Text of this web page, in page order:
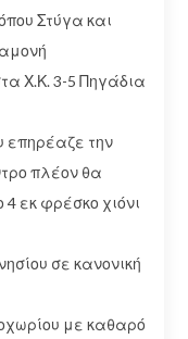
Στύγα και
Χ.Κ. 3-5 Πηγάδια
επηρέαζε την
πλέον θα
εκ φρέσκο χιόνι
σε κανονική
με καθαρό